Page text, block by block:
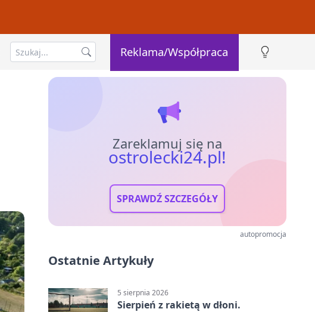
Reklama/Współpraca
Zareklamuj się na
ostrolecki24.pl!
SPRAWDŹ SZCZEGÓŁY
autopromocja
Ostatnie Artykuły
5 sierpnia 2026
Sierpień z rakietą w dłoni.